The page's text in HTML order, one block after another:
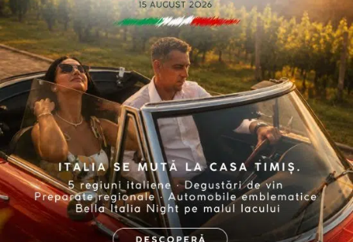
Casa Timiș pot folosi fotografiile /
videoclipurile realizate la eveniment pe
site-ul web și pe rețelele sociale, inclusiv
YouTubeCasa Timiș pot folosi fotografiile
/ videoclipurile offline pentru
promovarea unor evenimente viitoare
Fotografiile / Videoclipurile realizate la
eveniment pot fi utilizate pentru
materiale promoționale, publicații, în
articole și pentru scopuri de publicitate /